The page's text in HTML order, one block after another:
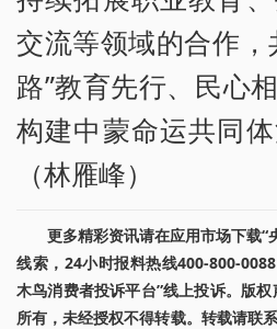
交流等领域的合作，
路”教育先行、民心
构建中蒙命运共同体
（林雁峰）
更多精彩资讯请在应用市场下载“
线索，24小时报料热线400-800-
木鸟消费者投诉平台”线上投诉。版
所有，未经授权不得转载。转载请